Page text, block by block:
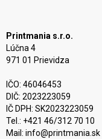
Printmania s.r.o.
Lúčna 4
971 01 Prievidza
IČO: 46046453
DIČ: 2023223059
IČ DPH: SK2023223059
Tel.: +421 46/312 70 10
Mail: info@printmania.sk